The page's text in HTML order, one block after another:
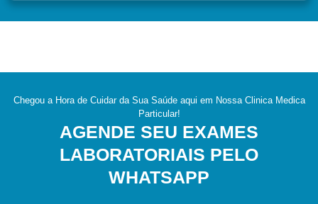
Chegou a Hora de Cuidar da Sua Saúde aqui em Nossa Clinica Medica
Particular!
AGENDE SEU EXAMES
LABORATORIAIS PELO
WHATSAPP